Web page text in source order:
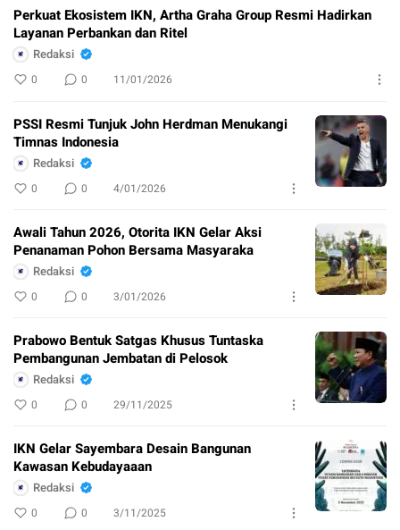
Perkuat Ekosistem IKN, Artha Graha Group Resmi Hadirkan
Layanan Perbankan dan Ritel
Redaksi
0 0 11/01/2026
PSSI Resmi Tunjuk John Herdman Menukangi
Timnas Indonesia
Redaksi
0 0 4/01/2026
Awali Tahun 2026, Otorita IKN Gelar Aksi
Penanaman Pohon Bersama Masyaraka
Redaksi
0 0 3/01/2026
Prabowo Bentuk Satgas Khusus Tuntaska
Pembangunan Jembatan di Pelosok
Redaksi
0 0 29/11/2025
IKN Gelar Sayembara Desain Bangunan
Kawasan Kebudayaaan
Redaksi
0 0 3/11/2025